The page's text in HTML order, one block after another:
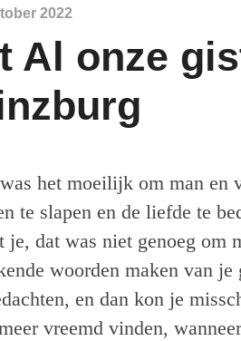
2022
Al onze
het moeilijk om man en
te slapen en de liefde te
je, dat was niet genoeg
woorden maken van
en dan kon je
vreemd vinden,